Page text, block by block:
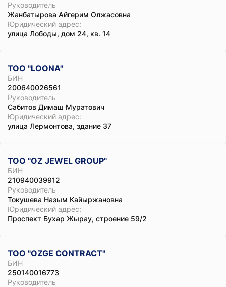
Руководитель
Жанбатырова Айгерим Олжасовна
Юридический адрес:
улица Лободы, дом 24, кв. 14
ТОО "LOONA"
БИН
200640026561
Руководитель
Сабитов Димаш Муратович
Юридический адрес:
улица Лермонтова, здание 37
ТОО "OZ JEWEL GROUP"
БИН
210940039912
Руководитель
Токушева Назым Кайыржановна
Юридический адрес:
Проспект Бухар Жырау, строение 59/2
ТОО "OZGE CONTRACT"
БИН
250140016773
Руководитель